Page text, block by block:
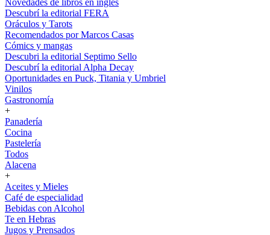
Novedades de libros en inglés
Descubrí la editorial FERA
Oráculos y Tarots
Recomendados por Marcos Casas
Cómics y mangas
Descubri la editorial Septimo Sello
Descubrí la editorial Alpha Decay
Oportunidades en Puck, Titania y Umbriel
Vinilos
Gastronomía
+
Panadería
Cocina
Pastelería
Todos
Alacena
+
Aceites y Mieles
Café de especialidad
Bebidas con Alcohol
Te en Hebras
Jugos y Prensados